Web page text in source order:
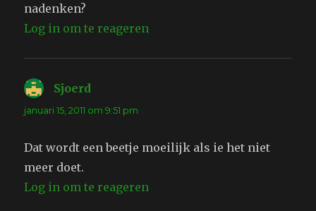
nadenken?
Log in om te reageren
Sjoerd
januari 15, 2011 om 9:51 pm
Dat wordt een beetje moeilijk als ie het niet
meer doet.
Log in om te reageren